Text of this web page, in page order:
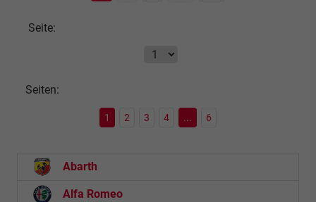
Seite:
Seiten:
1 2 3 4 ... 6
Abarth
Alfa Romeo